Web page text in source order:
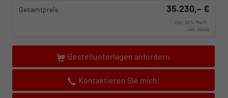
Gesamtpreis 35.230,– €
incl. 20% MwSt.
inkl. NoVA
Bestellunterlagen anfordern
Kontaktieren Sie mich!